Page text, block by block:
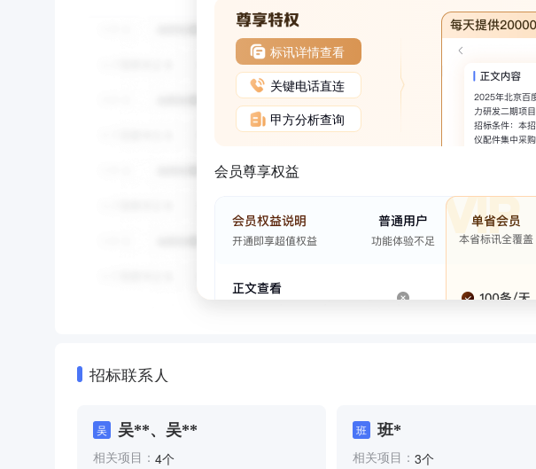
标讯详情查看
关键电话直连
甲方分析查询
会员尊享权益
招标联系人
吴 吴**、吴**
相关项目： 4个
班 班*
相关项目： 3个